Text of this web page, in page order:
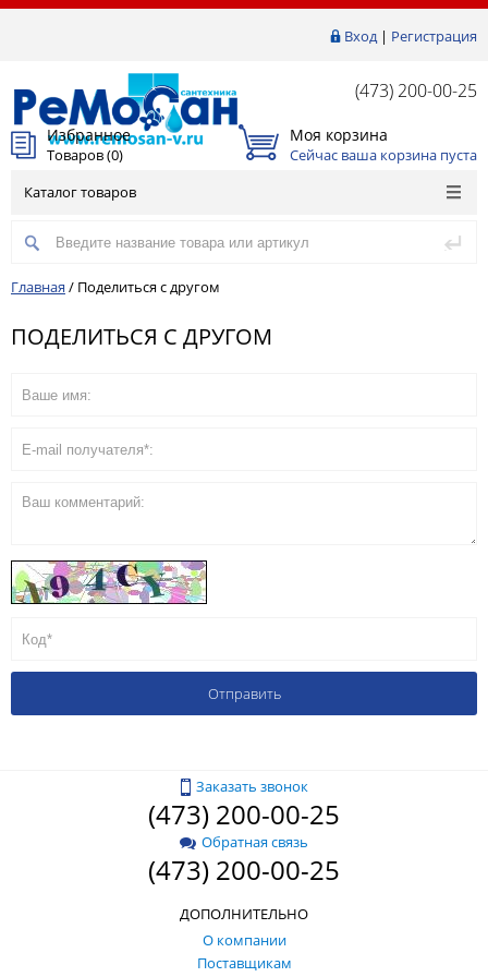
Вход| Регистрация
(473) 200-00-25
Избранное
Товаров (0)
Моя корзина
Сейчас ваша корзина пуста
Каталог товаров
Главная / Поделиться с другом
ПОДЕЛИТЬСЯ С ДРУГОМ
Заказать звонок
(473) 200-00-25
Обратная связь
(473) 200-00-25
ДОПОЛНИТЕЛЬНО
О компании
Поставщикам